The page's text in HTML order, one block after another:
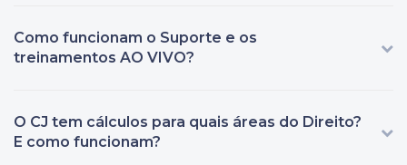
Como funcionam o Suporte e os
treinamentos AO VIVO?
O CJ tem cálculos para quais áreas do Direito?
E como funcionam?